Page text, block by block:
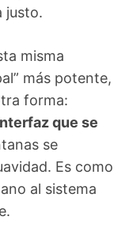
justo.
misma
más potente,
forma:
que se
se
Es como
al sistema